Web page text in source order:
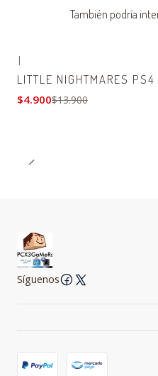
También podría
|
LITTLE NIGHTMARES PS4
$4.900$13.900
Síguenos